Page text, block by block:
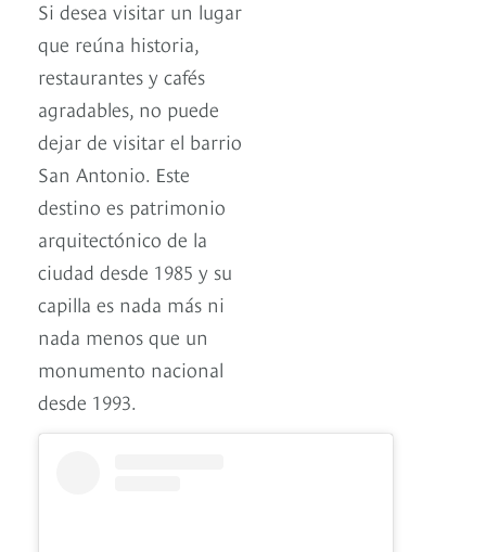
Si desea visitar un lugar
que reúna historia,
restaurantes y cafés
agradables, no puede
dejar de visitar el barrio
San Antonio. Este
destino es patrimonio
arquitectónico de la
ciudad desde 1985 y su
capilla es nada más ni
nada menos que un
monumento nacional
desde 1993.